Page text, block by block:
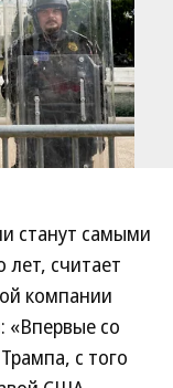
станут самыми
лет, считает
компании
со
с того